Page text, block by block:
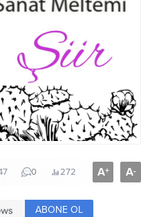
0 272 A+ A-
ABONE OL